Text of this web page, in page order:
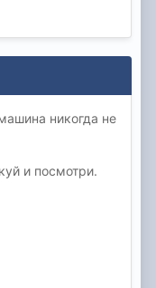
никогда не
и посмотри.